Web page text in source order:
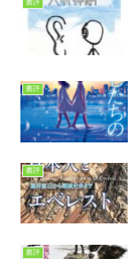
書評
書評
書評
書評